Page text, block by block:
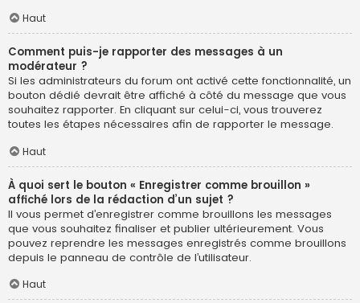
Haut
Comment puis-je rapporter des messages à un
modérateur ?
Si les administrateurs du forum ont activé cette fonctionnalité, un
bouton dédié devrait être affiché à côté du message que vous
souhaitez rapporter. En cliquant sur celui-ci, vous trouverez
toutes les étapes nécessaires afin de rapporter le message.
Haut
À quoi sert le bouton « Enregistrer comme brouillon »
affiché lors de la rédaction d’un sujet ?
Il vous permet d’enregistrer comme brouillons les messages
que vous souhaitez finaliser et publier ultérieurement. Vous
pouvez reprendre les messages enregistrés comme brouillons
depuis le panneau de contrôle de l’utilisateur.
Haut